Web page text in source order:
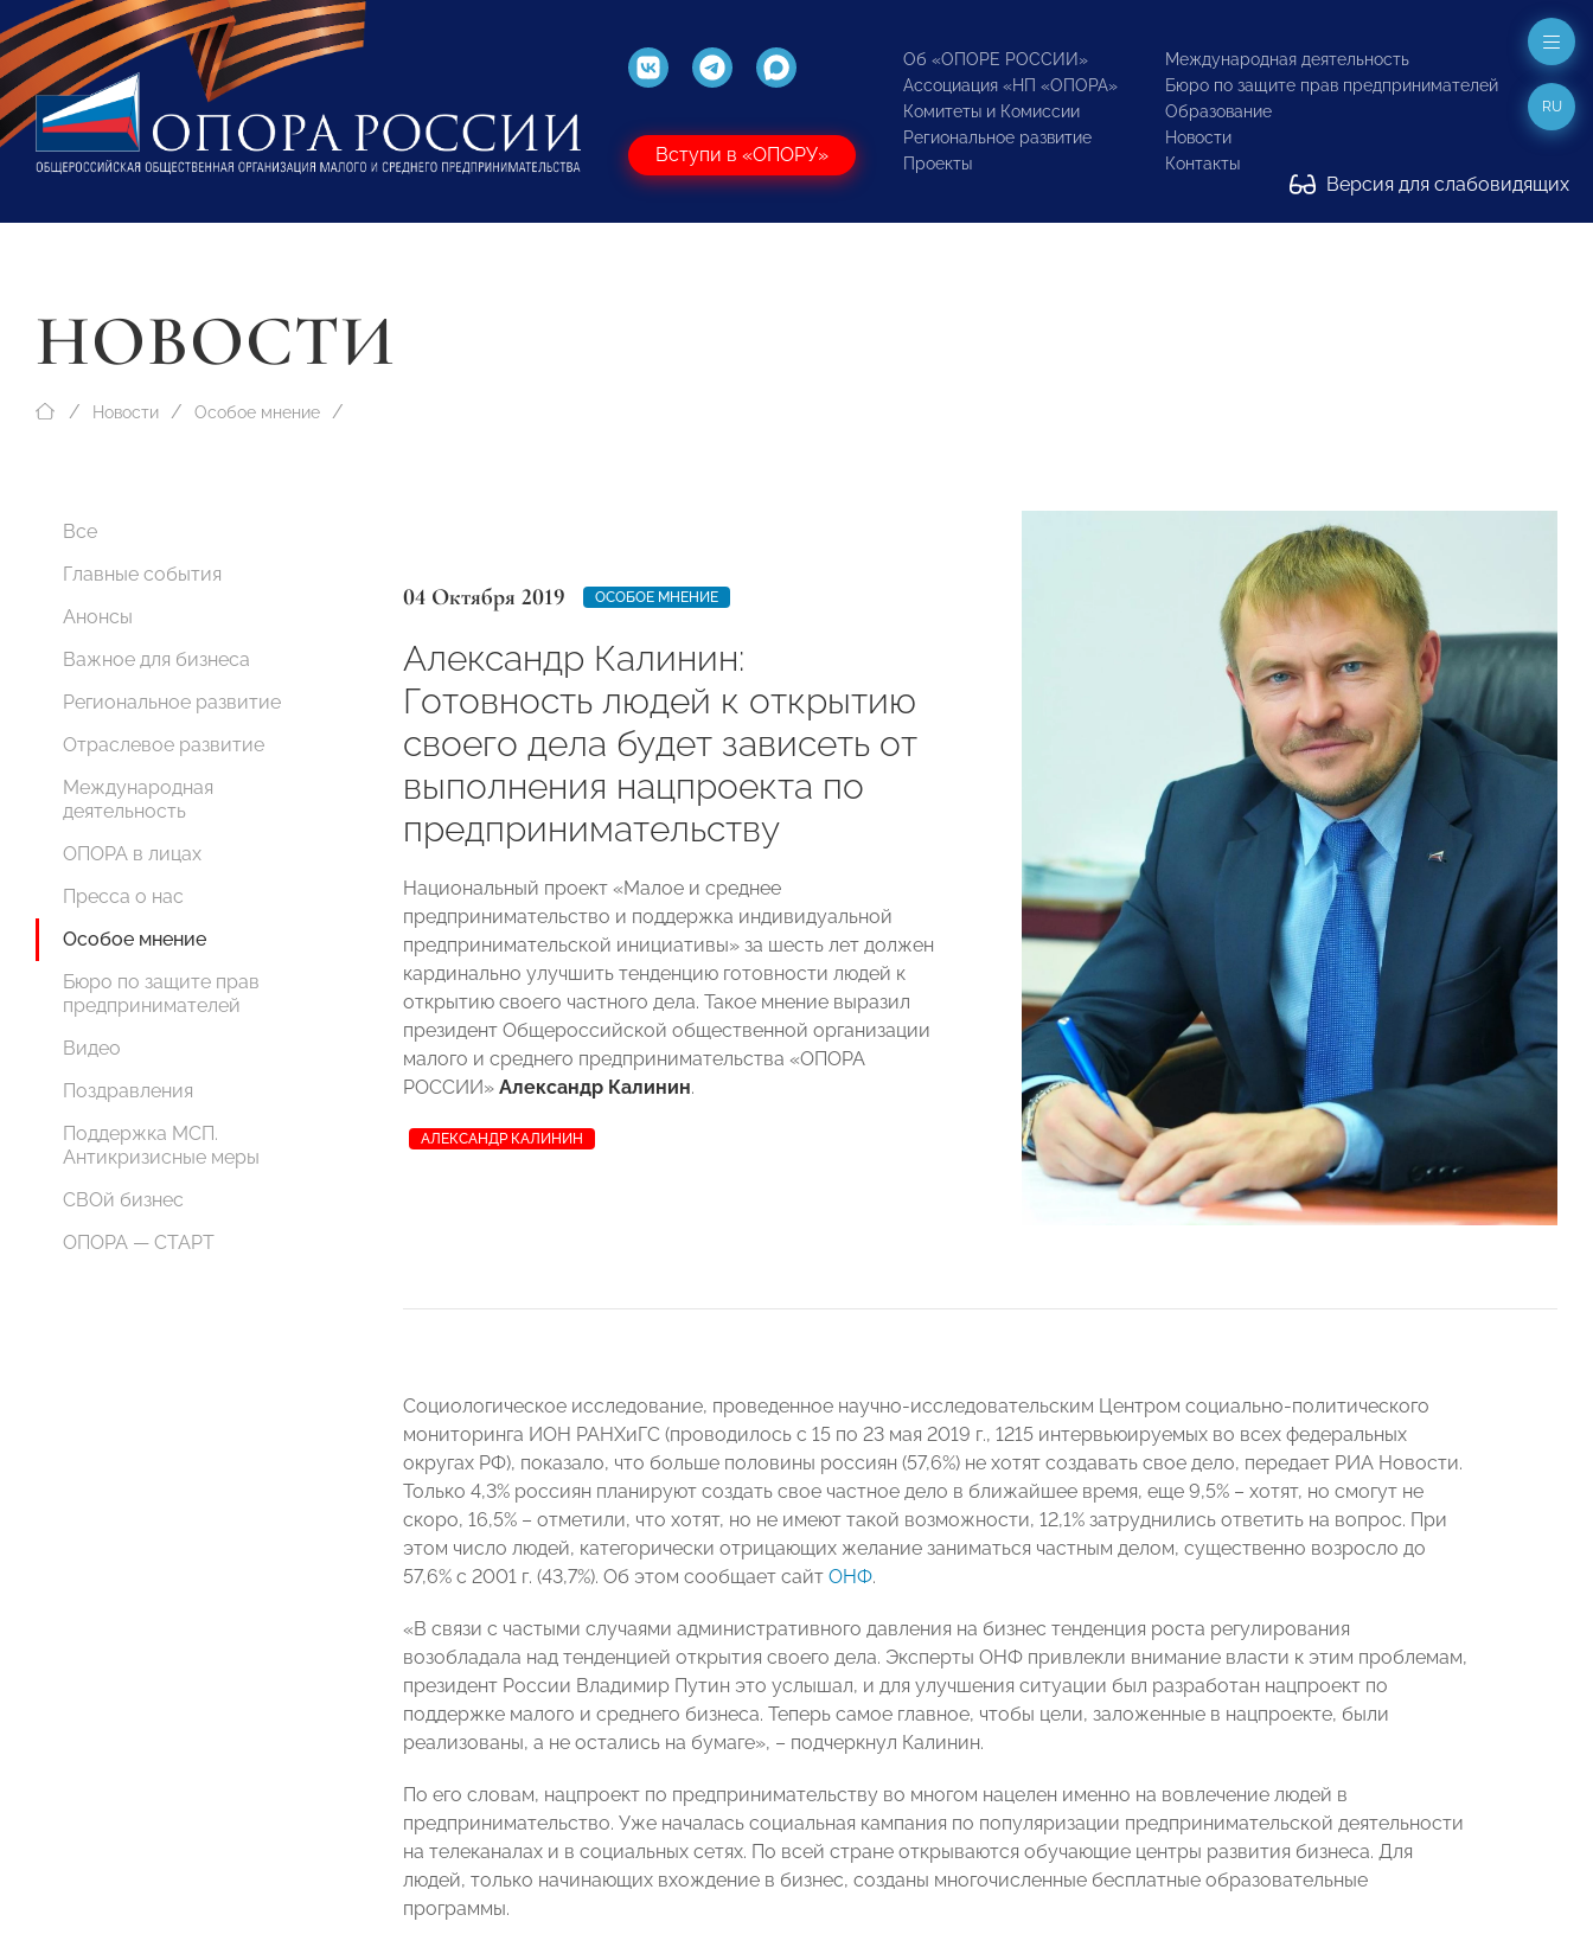
Вступи в «ОПОРУ»
Об «ОПОРЕ РОССИИ»
Ассоциация «НП «ОПОРА»
Комитеты и Комиссии
Региональное развитие
Проекты
Международная деятельность
Бюро по защите прав предпринимателей
Образование
Новости
Контакты
Версия для слабовидящих
RU
НОВОСТИ
Новости Особое мнение
Все
Главные события
Анонсы
Важное для бизнеса
Региональное развитие
Отраслевое развитие
Международная
деятельность
ОПОРА в лицах
Пресса о нас
Особое мнение
Бюро по защите прав
предпринимателей
Видео
Поздравления
Поддержка МСП.
Антикризисные меры
СВОй бизнес
ОПОРА — СТАРТ
04 Октября 2019 ОСОБОЕ МНЕНИЕ
Александр Калинин:
Готовность людей к открытию
своего дела будет зависеть от
выполнения нацпроекта по
предпринимательству
Национальный проект «Малое и среднее
предпринимательство и поддержка индивидуальной
предпринимательской инициативы» за шесть лет должен
кардинально улучшить тенденцию готовности людей к
открытию своего частного дела. Такое мнение выразил
президент Общероссийской общественной организации
малого и среднего предпринимательства «ОПОРА
РОССИИ» Александр Калинин.
АЛЕКСАНДР КАЛИНИН
Социологическое исследование, проведенное научно-исследовательским Центром социально-политического
мониторинга ИОН РАНХиГС (проводилось с 15 по 23 мая 2019 г., 1215 интервьюируемых во всех федеральных
округах РФ), показало, что больше половины россиян (57,6%) не хотят создавать свое дело, передает РИА Новости.
Только 4,3% россиян планируют создать свое частное дело в ближайшее время, еще 9,5% – хотят, но смогут не
скоро, 16,5% – отметили, что хотят, но не имеют такой возможности, 12,1% затруднились ответить на вопрос. При
этом число людей, категорически отрицающих желание заниматься частным делом, существенно возросло до
57,6% с 2001 г. (43,7%). Об этом сообщает сайт ОНФ.
«В связи с частыми случаями административного давления на бизнес тенденция роста регулирования
возобладала над тенденцией открытия своего дела. Эксперты ОНФ привлекли внимание власти к этим проблемам,
президент России Владимир Путин это услышал, и для улучшения ситуации был разработан нацпроект по
поддержке малого и среднего бизнеса. Теперь самое главное, чтобы цели, заложенные в нацпроекте, были
реализованы, а не остались на бумаге», – подчеркнул Калинин.
По его словам, нацпроект по предпринимательству во многом нацелен именно на вовлечение людей в
предпринимательство. Уже началась социальная кампания по популяризации предпринимательской деятельности
на телеканалах и в социальных сетях. По всей стране открываются обучающие центры развития бизнеса. Для
людей, только начинающих вхождение в бизнес, созданы многочисленные бесплатные образовательные
программы.